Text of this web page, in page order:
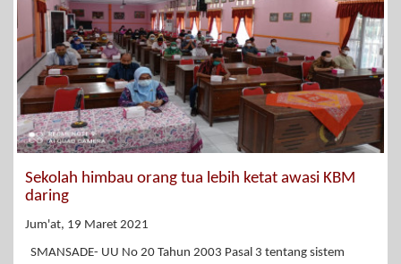
Sekolah himbau orang tua lebih ketat awasi KBM
daring
Jum'at, 19 Maret 2021
SMANSADE- UU No 20 Tahun 2003 Pasal 3 tentang sistem